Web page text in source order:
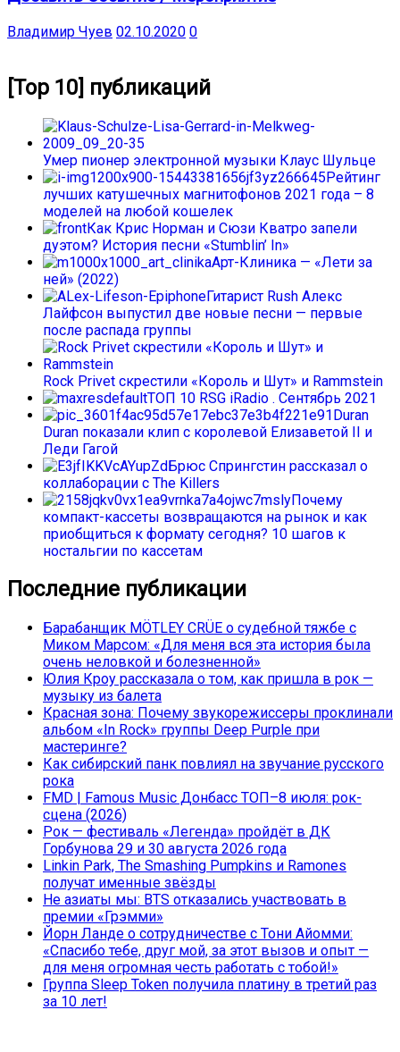
Владимир Чуев 02.10.2020 0
[Top 10] публикаций
Умер пионер электронной музыки Клаус Шульце
Рейтинг
лучших катушечных магнитофонов 2021 года – 8
моделей на любой кошелек
Как Крис Норман и Сюзи Кватро запели
дуэтом? История песни «Stumblin’ In»
Арт-Клиника — «Лети за
ней» (2022)
Гитарист Rush Алекс
Лайфсон выпустил две новые песни — первые
после распада группы
Rock Privet скрестили «Король и Шут» и Rammstein
ТОП 10 RSG iRadio . Сентябрь 2021
Duran
Duran показали клип с королевой Елизаветой II и
Леди Гагой
Брюс Спрингстин рассказал о
коллаборации с The Killers
Почему
компакт-кассеты возвращаются на рынок и как
приобщиться к формату сегодня? 10 шагов к
ностальгии по кассетам
Последние публикации
Барабанщик MÖTLEY CRÜE о судебной тяжбе с
Миком Марсом: «Для меня вся эта история была
очень неловкой и болезненной»
Юлия Кроу рассказала о том, как пришла в рок —
музыку из балета
Красная зона: Почему звукорежиссеры проклинали
альбом «In Rock» группы Deep Purple при
мастеринге?
Как сибирский панк повлиял на звучание русского
рока
FMD | Famous Music Донбасс ТОП–8 июля: рок-
сцена (2026)
Рок — фестиваль «Легенда» пройдёт в ДК
Горбунова 29 и 30 августа 2026 года
Linkin Park, The Smashing Pumpkins и Ramones
получат именные звёзды
Не азиаты мы: BTS отказались участвовать в
премии «Грэмми»
Йорн Ланде о сотрудничестве с Тони Айомми:
«Спасибо тебе, друг мой, за этот вызов и опыт —
для меня огромная честь работать с тобой!»
Группа Sleep Token получила платину в третий раз
за 10 лет!